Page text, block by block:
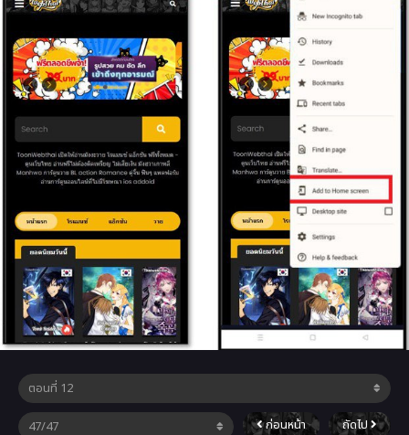
ก่อนหน้า ถัดไป